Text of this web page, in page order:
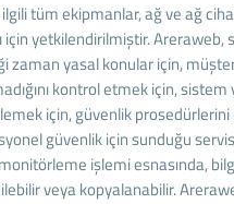
tüm ekipmanlar, ağ ve ağ
için yetkilendirilmiştir. Areraweb,
zaman yasal konular için,
kontrol etmek için,
için, güvenlik
güvenlik için sunduğu
işlemi esnasında,
veya kopyalanabilir.